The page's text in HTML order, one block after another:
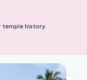
temple history